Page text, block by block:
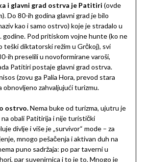
i glavni grad ostrva je Patitiri (ovde
Do 80-ih godina glavni grad je bilo
kao i samo ostrvo) koje je stradalo u
godine. Pod pritiskom vojne hunte (ko ne
teški diktatorski režim u Grčkoj), svi
ih preselili u novoformirane varoši,
Patitiri postaje glavni grad ostrva.
(zovu ga Palia Hora, prevod stara
obnovljeno zahvaljujući turizmu.
ostrvo.Nema buke od turizma, ujutru je
obali Patitirija i nije turistički
divlje i više je „survivor“ mode – za
mnogo pešačenja i aktivan duh na
puno sadržaja: po par taverni u
par suvenirnica i to je to. Mnogo je